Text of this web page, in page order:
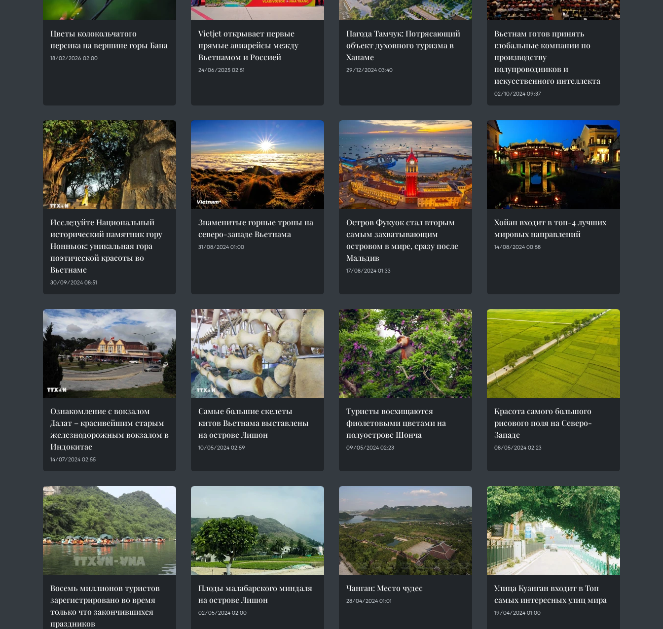
Цветы колокольчатого
персика на вершине горы Бана
18/02/2026 02:00
Vietjet открывает первые
прямые авиарейсы между
Вьетнамом и Россией
24/06/2025 02:51
Пагода Тамчук: Потрясающий
объект духовного туризма в
Ханаме
29/12/2024 03:40
Вьетнам готов принять
глобальные компании по
производству
полупроводников и
искусственного интеллекта
02/10/2024 09:37
Исследуйте Национальный
исторический памятник гору
Нонныок: уникальная гора
поэтической красоты во
Вьетнаме
30/09/2024 08:51
Знаменитые горные тропы на
северо-западе Вьетнама
31/08/2024 01:00
Остров Фукуок стал вторым
самым захватывающим
островом в мире, сразу после
Мальдив
17/08/2024 01:33
Хойан входит в топ-4 лучших
мировых направлений
14/08/2024 00:58
Ознакомление с вокзалом
Далат – красивейшим старым
железнодорожным вокзалом в
Индокитае
14/07/2024 02:55
Самые большие скелеты
китов Вьетнама выставлены
на острове Лишон
10/05/2024 02:59
Туристы восхищаются
фиолетовыми цветами на
полуострове Шонча
09/05/2024 02:23
Красота самого большого
рисового поля на Северо-
Западе
08/05/2024 02:23
Восемь миллионов туристов
зарегистрировано во время
только что закончившихся
праздников
Плоды малабарского миндаля
на острове Лишон
02/05/2024 02:00
Чанган: Место чудес
28/04/2024 01:01
Улица Куанган входит в Топ
самых интересных улиц мира
19/04/2024 01:00